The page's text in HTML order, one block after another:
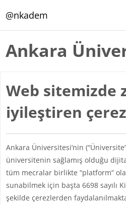
@nkadem
Ankara
Web sitemizde
iyileştiren
Ankara Üniversitesi’nin
üniversitenin sağlamış olduğu
tüm mecralar birlikte “platform”
sunabilmek için başta 6698 sayılı
şekilde çerezlerden